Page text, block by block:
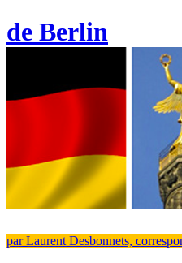
de Berlin
par Laurent Desbonnets,